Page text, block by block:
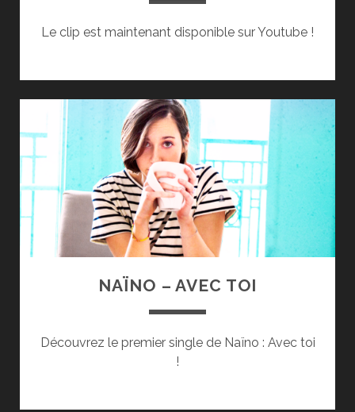
Le clip est maintenant disponible sur Youtube !
NAÏNO – AVEC TOI
Découvrez le premier single de Naïno : Avec toi
!